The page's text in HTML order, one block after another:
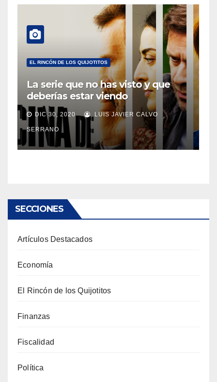
EL RINCÓN DE LOS QUIJOTITOS
La serie que no has visto y que
deberías estar viendo
DIC 30, 2020 LUIS JAVIER CALVO
SERRANO
SECCIONES
Artículos Destacados
Economía
El Rincón de los Quijotitos
Finanzas
Fiscalidad
Política